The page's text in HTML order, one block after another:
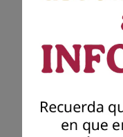
Presenta el
presentación